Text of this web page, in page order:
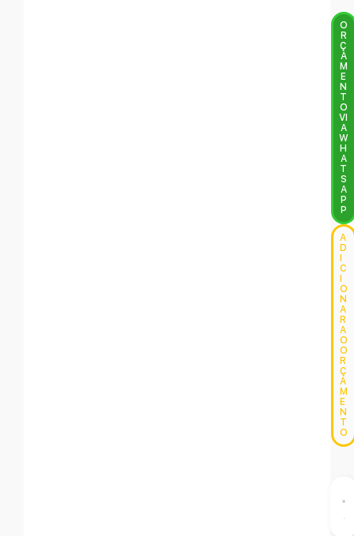
O
R
Ç
A
M
E
N
T
O
VI
A
W
H
A
T
S
A
P
P
A
D
C
O
N
A
R
A
O
O
R
Ç
A
M
E
N
T
O